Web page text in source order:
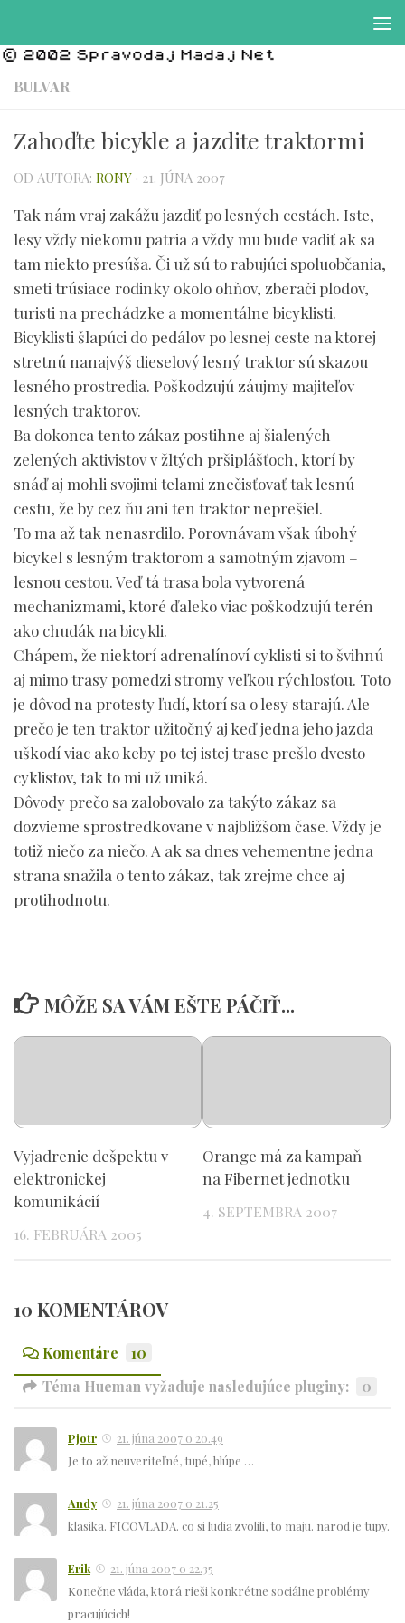
BULVAR
Zahoďte bicykle a jazdite traktormi
OD AUTORA: RONY · 21. JÚNA 2007
Tak nám vraj zakážu jazdiť po lesných cestách. Iste,
lesy vždy niekomu patria a vždy mu bude vadiť ak sa
tam niekto presúša. Či už sú to rabujúci spoluobčania,
smeti trúsiace rodinky okolo ohňov, zberači plodov,
turisti na prechádzke a momentálne bicyklisti.
Bicyklisti šlapúci do pedálov po lesnej ceste na ktorej
stretnú nanajvýš dieselový lesný traktor sú skazou
lesného prostredia. Poškodzujú záujmy majiteľov
lesných traktorov.
Ba dokonca tento zákaz postihne aj šialených
zelených aktivistov v žltých pršiplášťoch, ktorí by
snáď aj mohli svojimi telami znečisťovať tak lesnú
cestu, že by cez ňu ani ten traktor neprešiel.
To ma až tak nenasrdilo. Porovnávam však úbohý
bicykel s lesným traktorom a samotným zjavom –
lesnou cestou. Veď tá trasa bola vytvorená
mechanizmami, ktoré ďaleko viac poškodzujú terén
ako chudák na bicykli.
Chápem, že niektorí adrenalínoví cyklisti si to švihnú
aj mimo trasy pomedzi stromy veľkou rýchlosťou. Toto
je dôvod na protesty ľudí, ktorí sa o lesy starajú. Ale
prečo je ten traktor užitočný aj keď jedna jeho jazda
uškodí viac ako keby po tej istej trase prešlo dvesto
cyklistov, tak to mi už uniká.
Dôvody prečo sa zalobovalo za takýto zákaz sa
dozvieme sprostredkovane v najbližšom čase. Vždy je
totiž niečo za niečo. A ak sa dnes vehementne jedna
strana snažila o tento zákaz, tak zrejme chce aj
protihodnotu.
MÔŽE SA VÁM EŠTE PÁČIŤ...
Vyjadrenie dešpektu v
elektronickej
komunikácií
16. FEBRUÁRA 2005
Orange má za kampaň
na Fibernet jednotku
4. SEPTEMBRA 2007
10 KOMENTÁROV
Komentáre
10
Téma Hueman vyžaduje nasledujúce pluginy:
0
Pjotr
21. júna 2007 o 20.49
Je to až neuveriteľné, tupé, hlúpe …
Andy
21. júna 2007 o 21.25
klasika. FICOVLADA. co si ludia zvolili, to maju. narod je tupy.
Erik
21. júna 2007 o 22.35
Konečne vláda, ktorá rieši konkrétne sociálne problémy
pracujúcich!